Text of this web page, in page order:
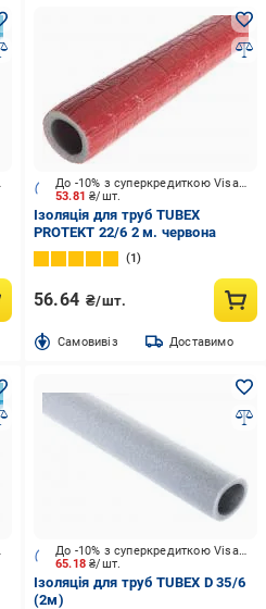
53.81₴/шт.
До -10% з суперкредиткою Visa Вигода
Ізоляція для труб TUBEX
PROTEKT 22/6 2 м. червона
1
56.64 ₴/шт.
Cамовивіз Доставимо
65.18₴/шт.
До -10% з суперкредиткою Visa Вигода
Ізоляція для труб TUBEX D 35/6
(2м)